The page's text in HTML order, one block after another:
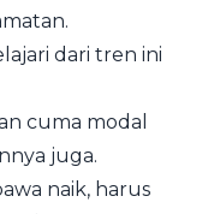
dari tren ini
cuma modal
juga.
naik, harus